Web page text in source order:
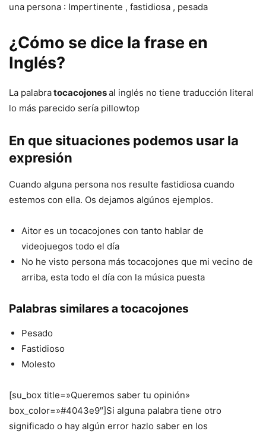
una persona : Impertinente , fastidiosa , pesada
¿Cómo se dice la frase en
Inglés?
La palabratocacojonesal inglés no tiene traducción literal
lo más parecido sería pillowtop
En que situaciones podemos usar la
expresión
Cuando alguna persona nos resulte fastidiosa cuando
estemos con ella. Os dejamos algúnos ejemplos.
Aitor es un tocacojones con tanto hablar de
videojuegos todo el día
No he visto persona más tocacojones que mi vecino de
arriba, esta todo el día con la música puesta
Palabras similares a tocacojones
Pesado
Fastidioso
Molesto
[su_box title=»Queremos saber tu opinión»
box_color=»#4043e9″]Si alguna palabra tiene otro
significado o hay algún error hazlo saber en los